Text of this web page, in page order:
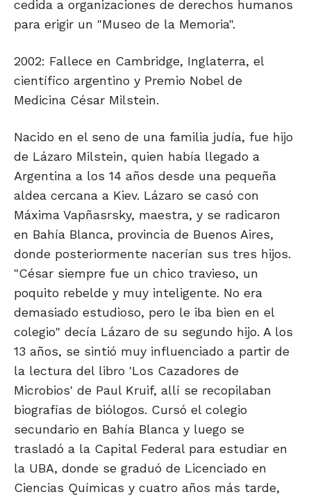
cedida a organizaciones de derechos humanos
para erigir un "Museo de la Memoria".
2002: Fallece en Cambridge, Inglaterra, el
científico argentino y Premio Nobel de
Medicina César Milstein.
Nacido en el seno de una familia judía, fue hijo
de Lázaro Milstein, quien había llegado a
Argentina a los 14 años desde una pequeña
aldea cercana a Kiev. Lázaro se casó con
Máxima Vapñasrsky, maestra, y se radicaron
en Bahía Blanca, provincia de Buenos Aires,
donde posteriormente nacerían sus tres hijos.
"César siempre fue un chico travieso, un
poquito rebelde y muy inteligente. No era
demasiado estudioso, pero le iba bien en el
colegio" decía Lázaro de su segundo hijo. A los
13 años, se sintió muy influenciado a partir de
la lectura del libro 'Los Cazadores de
Microbios' de Paul Kruif, allí se recopilaban
biografías de biólogos. Cursó el colegio
secundario en Bahía Blanca y luego se
trasladó a la Capital Federal para estudiar en
la UBA, donde se graduó de Licenciado en
Ciencias Químicas y cuatro años más tarde,